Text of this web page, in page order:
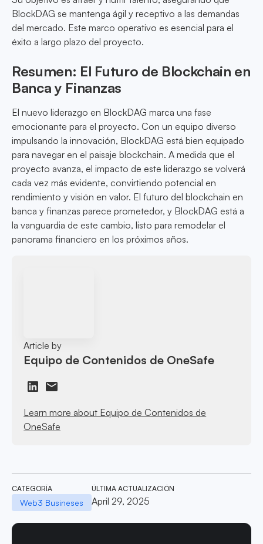
BlockDAG se mantenga ágil y receptivo a las demandas
del mercado. Este marco operativo es esencial para el
éxito a largo plazo del proyecto.
Resumen: El Futuro de Blockchain en
Banca y Finanzas
El nuevo liderazgo en BlockDAG marca una fase
emocionante para el proyecto. Con un equipo diverso
impulsando la innovación, BlockDAG está bien equipado
para navegar en el paisaje blockchain. A medida que el
proyecto avanza, el impacto de este liderazgo se volverá
cada vez más evidente, convirtiendo potencial en
rendimiento y visión en valor. El futuro del blockchain en
banca y finanzas parece prometedor, y BlockDAG está a
la vanguardia de este cambio, listo para remodelar el
panorama financiero en los próximos años.
Article by
Equipo de Contenidos de OneSafe
Learn more about Equipo de Contenidos de
OneSafe
CATEGORÍA
Web3 Busineses
ÚLTIMA ACTUALIZACIÓN
April 29, 2025